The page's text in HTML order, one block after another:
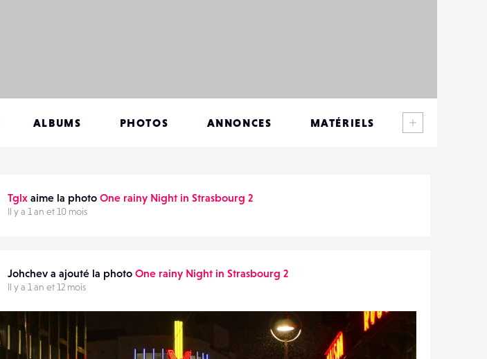
ALBUMS PHOTOS ANNONCES MATÉRIELS
Tglx aime la photo One rainy Night in Strasbourg 2
Il y a 1 an et 10 mois
Johchev a ajouté la photo One rainy Night in Strasbourg 2
Il y a 1 an et 12 mois